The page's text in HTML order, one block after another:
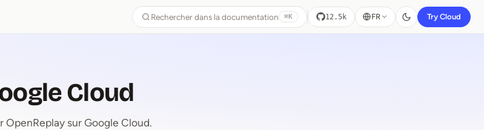
Rechercher dans la documentation ⌘K 12.5k FR Try Cloud
Cloud
sur Google Cloud.